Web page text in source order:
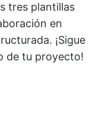
tres plantillas
en
¡Sigue
de tu proyecto!